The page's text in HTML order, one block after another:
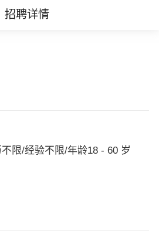
招聘详情
限/经验不限/年龄18 - 60 岁